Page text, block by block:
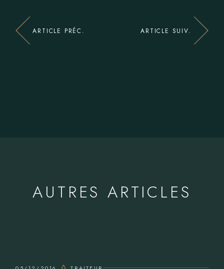
ARTICLE PRÉC. ARTICLE SUIV.
AUTRES ARTICLES